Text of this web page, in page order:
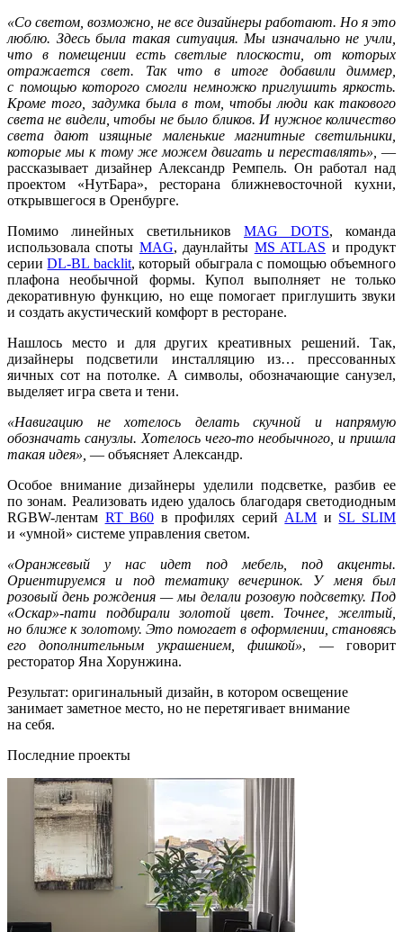
«Со светом, возможно, не все дизайнеры работают. Но я это
люблю. Здесь была такая ситуация. Мы изначально не учли,
что в помещении есть светлые плоскости, от которых
отражается свет. Так что в итоге добавили диммер,
с помощью которого смогли немножко приглушить яркость.
Кроме того, задумка была в том, чтобы люди как такового
света не видели, чтобы не было бликов. И нужное количество
света дают изящные маленькие магнитные светильники,
которые мы к тому же можем двигать и переставлять», —
рассказывает дизайнер Александр Ремпель. Он работал над
проектом «НутБара», ресторана ближневосточной кухни,
открывшегося в Оренбурге.
Помимо линейных светильников MAG DOTS, команда
использовала споты MAG, даунлайты MS ATLAS и продукт
серииDL-BL backlit, который обыграла с помощью объемного
плафона необычной формы. Купол выполняет не только
декоративную функцию, но еще помогает приглушить звуки
и создать акустический комфорт в ресторане.
Нашлось место и для других креативных решений. Так,
дизайнеры подсветили инсталляцию из… прессованных
яичных сот на потолке. А символы, обозначающие санузел,
выделяет игра света и тени.
«Навигацию не хотелось делать скучной и напрямую
обозначать санузлы. Хотелось чего-то необычного, и пришла
такая идея», — объясняет Александр.
Особое внимание дизайнеры уделили подсветке, разбив ее
по зонам. Реализовать идею удалось благодаря светодиодным
RGBW-лентам RT B60 в профилях серий ALM и SL SLIM
и «умной» системе управления светом.
«Оранжевый у нас идет под мебель, под акценты.
Ориентируемся и под тематику вечеринок. У меня был
розовый день рождения — мы делали розовую подсветку. Под
«Оскар»-пати подбирали золотой цвет. Точнее, желтый,
но ближе к золотому. Это помогает в оформлении, становясь
его дополнительным украшением, фишкой», — говорит
ресторатор Яна Хорунжина.
Результат: оригинальный дизайн, в котором освещение
занимает заметное место, но не перетягивает внимание
на себя.
Последние проекты